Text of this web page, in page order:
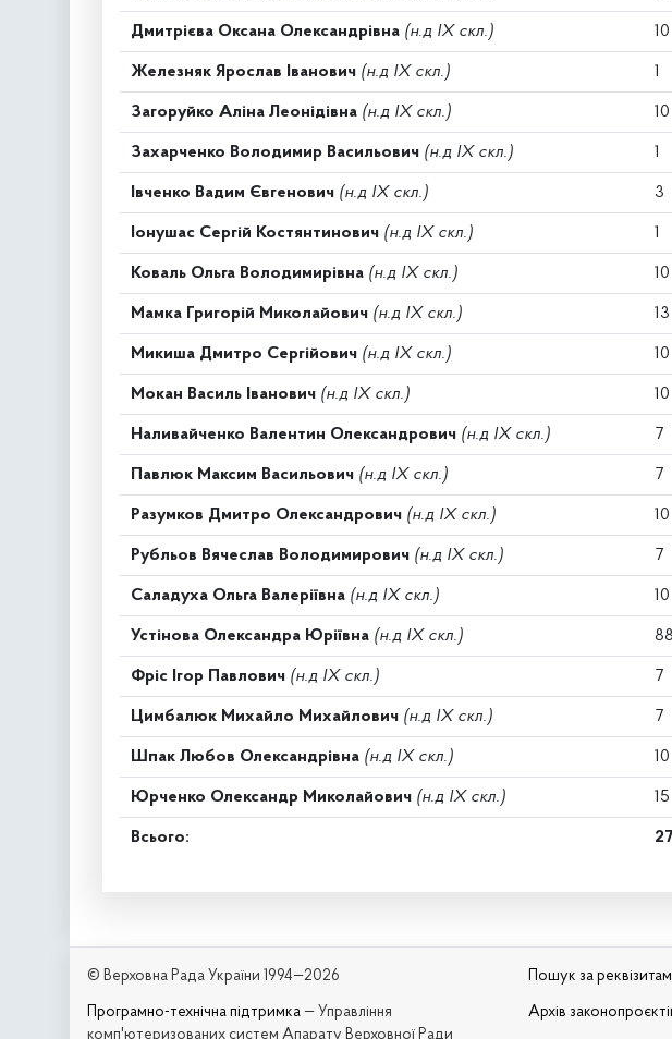
Дмитрієва Оксана Олександрівна (н.д IX скл.) 10
Железняк Ярослав Іванович (н.д IX скл.) 1
Загоруйко Аліна Леонідівна (н.д IX скл.) 10
Захарченко Володимир Васильович (н.д IX скл.) 1
Івченко Вадим Євгенович (н.д IX скл.) 3
Іонушас Сергій Костянтинович (н.д IX скл.) 1
Коваль Ольга Володимирівна (н.д IX скл.) 10
Мамка Григорій Миколайович (н.д IX скл.) 13
Микиша Дмитро Сергійович (н.д IX скл.) 10
Мокан Василь Іванович (н.д IX скл.) 10
Наливайченко Валентин Олександрович (н.д IX скл.) 7
Павлюк Максим Васильович (н.д IX скл.) 7
Разумков Дмитро Олександрович (н.д IX скл.) 10
Рубльов Вячеслав Володимирович (н.д IX скл.) 7
Саладуха Ольга Валеріївна (н.д IX скл.) 10
Устінова Олександра Юріївна (н.д IX скл.) 88
Фріс Ігор Павлович (н.д IX скл.) 7
Цимбалюк Михайло Михайлович (н.д IX скл.) 7
Шпак Любов Олександрівна (н.д IX скл.) 10
Юрченко Олександр Миколайович (н.д IX скл.) 15
Всього:
© Верховна Рада України 1994—2026
Програмно-технічна підтримка — Управління
комп'ютеризованих систем Апарату Верховної Ради
Пошук за
Архів